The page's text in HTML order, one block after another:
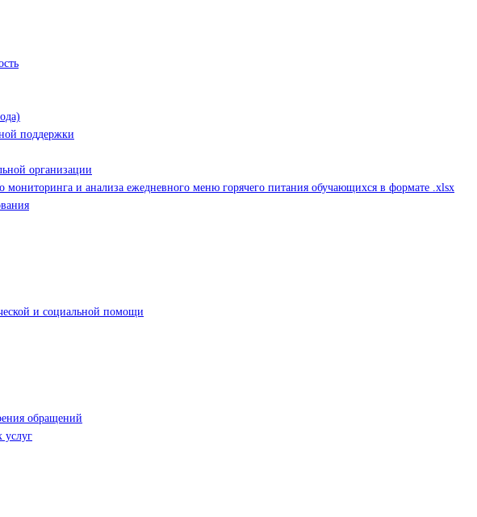
поддержки
организации
мониторинга и анализа ежедневного меню горячего питания обучающихся в формате .xlsx
и социальной помощи
обращений
услуг